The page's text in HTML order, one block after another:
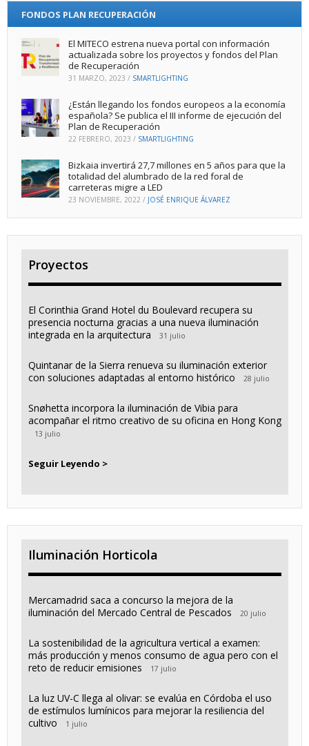
FONDOS PLAN RECUPERACIÓN
El MITECO estrena nueva portal con información
actualizada sobre los proyectos y fondos del Plan
de Recuperación
31 MARZO, 2023 / SMARTLIGHTING
¿Están llegando los fondos europeos a la economía
española? Se publica el III informe de ejecución del
Plan de Recuperación
22 FEBRERO, 2023 / SMARTLIGHTING
Bizkaia invertirá 27,7 millones en 5 años para que la
totalidad del alumbrado de la red foral de
carreteras migre a LED
23 NOVIEMBRE, 2022 / JOSÉ ENRIQUE ÁLVAREZ
Proyectos
El Corinthia Grand Hotel du Boulevard recupera su
presencia nocturna gracias a una nueva iluminación
integrada en la arquitectura
31 julio
Quintanar de la Sierra renueva su iluminación exterior
con soluciones adaptadas al entorno histórico
28 julio
Snøhetta incorpora la iluminación de Vibia para
acompañar el ritmo creativo de su oficina en Hong Kong
13 julio
Seguir Leyendo >
Iluminación Horticola
Mercamadrid saca a concurso la mejora de la
iluminación del Mercado Central de Pescados
20 julio
La sostenibilidad de la agricultura vertical a examen:
más producción y menos consumo de agua pero con el
reto de reducir emisiones
17 julio
La luz UV-C llega al olivar: se evalúa en Córdoba el uso
de estímulos lumínicos para mejorar la resiliencia del
cultivo
1 julio